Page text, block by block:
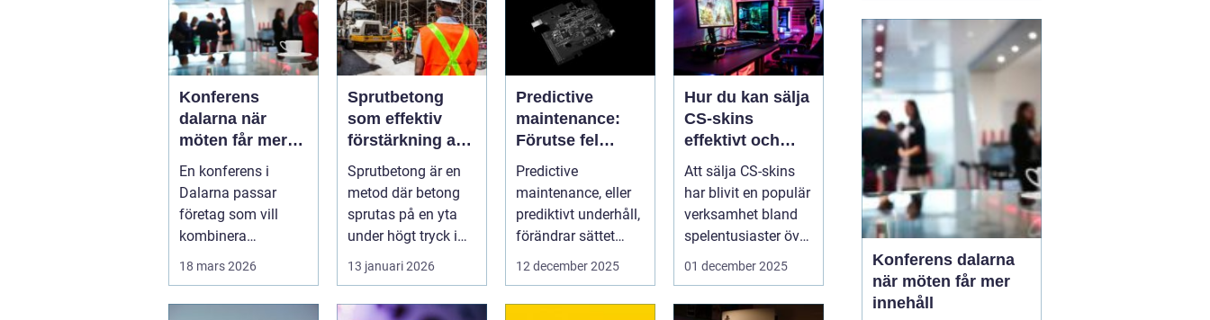
Konferens
dalarna när
möten får mer
innehåll
En konferens i
Dalarna passar
företag som vill
kombinera
lugn, fokus...
18 mars 2026
Sprutbetong
som effektiv
förstärkning av
berg och betong
Sprutbetong är en
metod där betong
sprutas på en yta
under högt tryck i
stä...
13 januari 2026
Predictive
maintenance:
Förutse fel
innan de
uppstår med
hjälp av
sensorer
Predictive
maintenance, eller
prediktivt underhåll,
förändrar sättet
föret...
12 december 2025
Hur du kan sälja
CS-skins
effektivt och
tryggt
Att sälja CS-skins
har blivit en populär
verksamhet bland
spelentusiaster över
hela v...
01 december 2025
mejl till webben behövs
verktyg som är lätta att
förstå, fungerar dygnet
runt och minskar risken
för dubbelbokningar...
Konferens dalarna
när möten får mer
innehåll